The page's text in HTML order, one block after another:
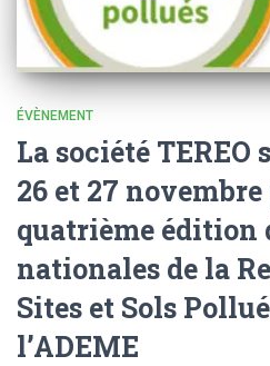
ÉVÈNEMENT
La société TEREO
26 et 27
quatrième édition
nationales de la
Sites et Sols
l’ADEME